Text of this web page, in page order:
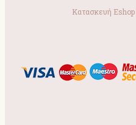
Κατασκευή Eshop